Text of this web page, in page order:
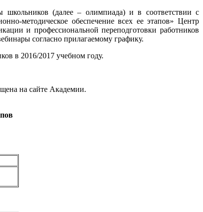
школьников (далее – олимпиада) и в соответствии с
методическое обеспечение всех ее этапов» Центр
и профессиональной переподготовки работников
согласно прилагаемому графику.
в 2016/2017 учебном году.
на сайте Академии.